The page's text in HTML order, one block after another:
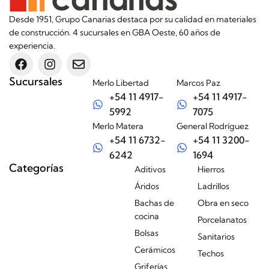
Desde 1951, Grupo Canarias destaca por su calidad en materiales
de construcción. 4 sucursales en GBA Oeste, 60 años de
experiencia.
Sucursales Merlo Libertad
+54 11 4917-
5992
Merlo Matera
+54 11 6732-
6242
Marcos Paz
+54 11 4917-
7075
General Rodríguez
+54 11 3200-
1694
Categorías
Aditivos
Áridos
Bachas de
cocina
Bolsas
Cerámicos
Griferías
Hierros
Ladrillos
Obra en seco
Porcelanatos
Sanitarios
Techos